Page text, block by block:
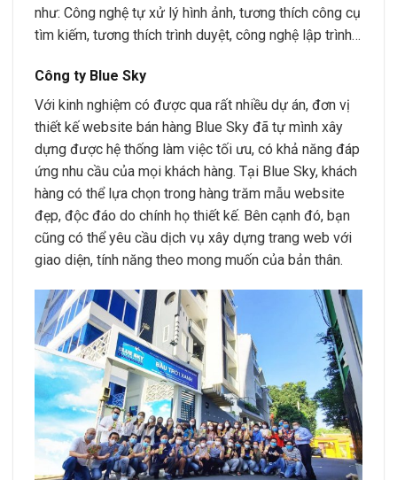
như: Công nghệ tự xử lý hình ảnh, tương thích công cụ
tìm kiếm, tương thích trình duyệt, công nghệ lập trình…
Công ty Blue Sky
Với kinh nghiệm có được qua rất nhiều dự án, đơn vị
thiết kế website bán hàng Blue Sky đã tự mình xây
dựng được hệ thống làm việc tối ưu, có khả năng đáp
ứng nhu cầu của mọi khách hàng. Tại Blue Sky, khách
hàng có thể lựa chọn trong hàng trăm mẫu website
đẹp, độc đáo do chính họ thiết kế. Bên cạnh đó, bạn
cũng có thể yêu cầu dịch vụ xây dựng trang web với
giao diện, tính năng theo mong muốn của bản thân.